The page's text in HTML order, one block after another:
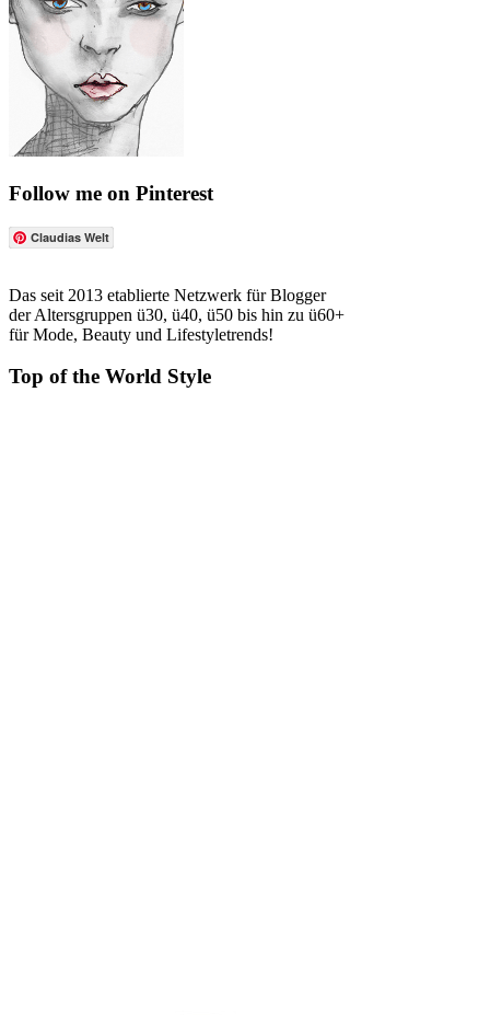
Follow me on Pinterest
Claudias Welt
Das seit 2013 etablierte Netzwerk für Blogger
der Altersgruppen ü30, ü40, ü50 bis hin zu ü60+
für Mode, Beauty und Lifestyletrends!
Top of the World Style